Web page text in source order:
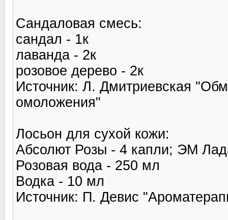
Сандаловая смесь:
сандал - 1к
лаванда - 2к
розовое дерево - 2к
Источник: Л. Дмитриевская
омоложения"
Лосьон для сухой кожи:
Абсолют Розы - 4 капли; ЭМ
Розовая вода - 250 мл
Водка - 10 мл
Источник: П. Девис